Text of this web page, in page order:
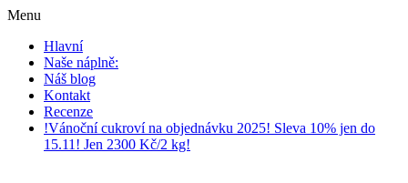
Menu
Hlavní
Naše náplně:
Náš blog
Kontakt
Recenze
!Vánoční cukroví na objednávku 2025! Sleva 10% jen do
15.11! Jen 2300 Kč/2 kg!